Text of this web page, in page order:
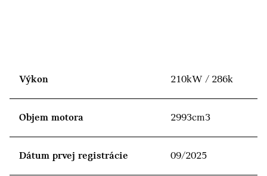
Výkon 210kW / 286k
Objem motora 2993cm3
Dátum prvej registrácie 09/2025